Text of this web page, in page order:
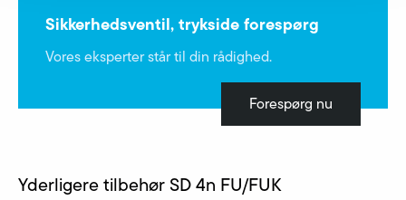
Sikkerhedsventil, trykside forespørg
Vores eksperter står til din rådighed.
Forespørg nu
Yderligere tilbehør SD 4n FU/FUK